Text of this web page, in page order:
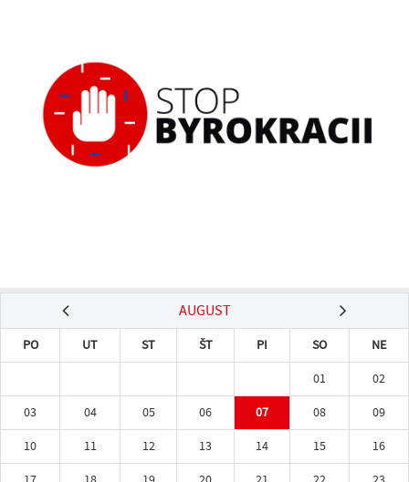
AUGUST
PO UT ST ŠT PI SO
NE
01
02
03
04 05 06 07 08
09
10
11 12 13 14 15
16